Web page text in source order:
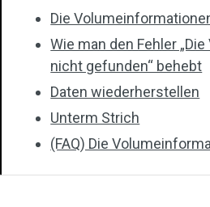
Die
Wie man den Fehler
nicht gefunden“ behebt
Daten wiederherstellen
Unterm Strich
(FAQ) Die